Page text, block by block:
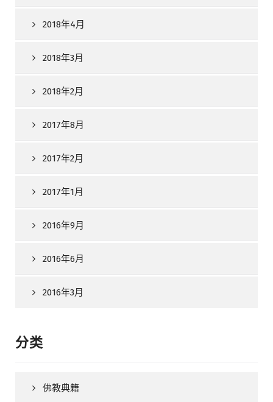
2018年4月
2018年3月
2018年2月
2017年8月
2017年2月
2017年1月
2016年9月
2016年6月
2016年3月
分类
佛教典籍